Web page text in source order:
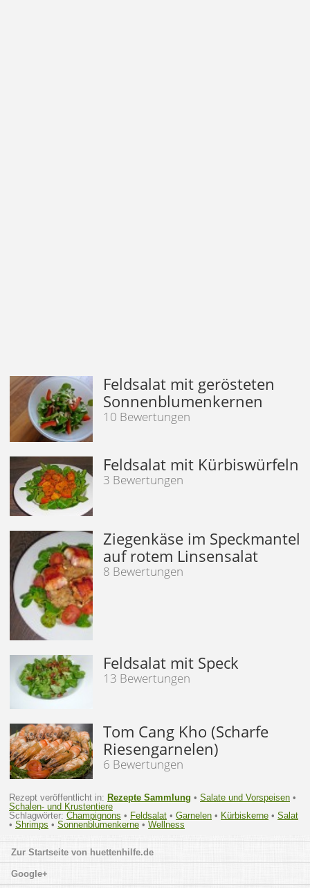
Feldsalat mit gerösteten
Sonnenblumenkernen
10 Bewertungen
Feldsalat mit Kürbiswürfeln
3 Bewertungen
Ziegenkäse im Speckmantel
auf rotem Linsensalat
8 Bewertungen
Feldsalat mit Speck
13 Bewertungen
Tom Cang Kho (Scharfe
Riesengarnelen)
6 Bewertungen
Rezept veröffentlicht in: Rezepte Sammlung • Salate und Vorspeisen •
Schalen- und Krustentiere
Schlagwörter: Champignons • Feldsalat • Garnelen • Kürbiskerne • Salat
• Shrimps • Sonnenblumenkerne • Wellness
huettenhilfe.de
Google+